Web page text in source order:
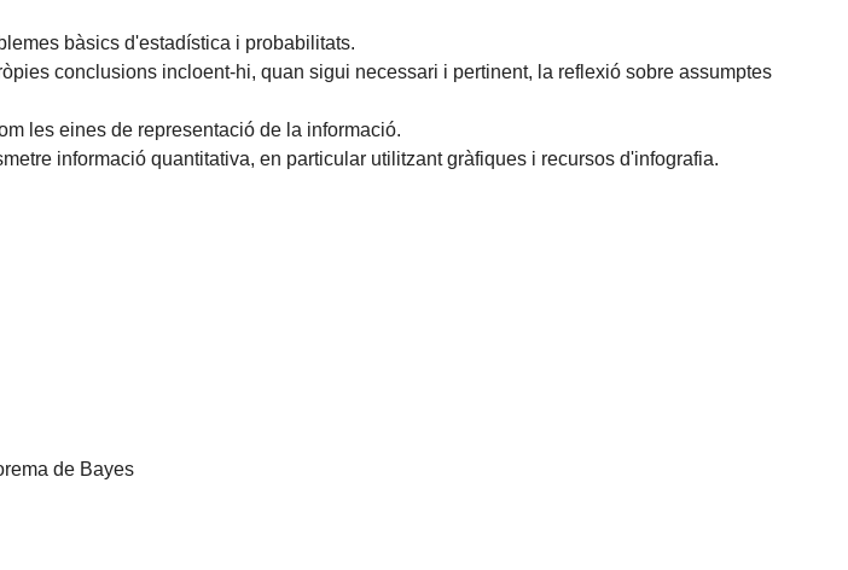
bàsics d'estadística i probabilitats.
conclusions incloent-hi, quan sigui necessari i pertinent, la reflexió sobre assumptes
les eines de representació de la informació.
informació quantitativa, en particular utilitzant gràfiques i recursos d'infografia.
de Bayes